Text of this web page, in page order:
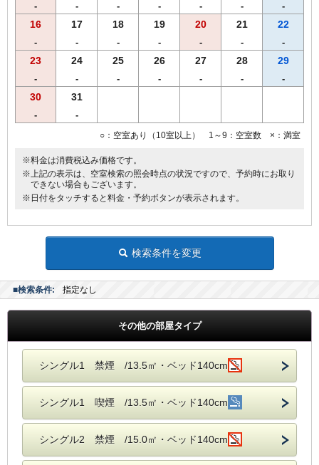
- - - - - - -
16
-
17
-
18
-
19
-
20
-
21
-
22
-
23
-
24
-
25
-
26
-
27
-
28
-
29
-
30
-
31
-
○：空室あり（10室以上） 1～9：空室数 ×：満室
※料金は消費税込み価格です。
※上記の表示は、空室検索の照会時点の状況ですので、予約時にお取り
できない場合もございます。
※日付をタッチすると料金・予約ボタンが表示されます。
検索条件を変更
■検索条件: 指定なし
その他の部屋タイプ
シングル1 禁煙 /13.5㎡・ベッド140cm
シングル1 喫煙 /13.5㎡・ベッド140cm
シングル2 禁煙 /15.0㎡・ベッド140cm